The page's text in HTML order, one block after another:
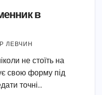
в
ЛЕВЧИН
не стоїть на
свою форму під
точні…